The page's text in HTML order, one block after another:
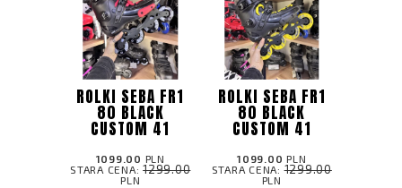
ROLKI SEBA FR1
80 BLACK
CUSTOM 41
1099.00 PLN
STARA CENA:1299.00
PLN
ROLKI SEBA FR1
80 BLACK
CUSTOM 41
1099.00 PLN
STARA CENA:1299.00
PLN